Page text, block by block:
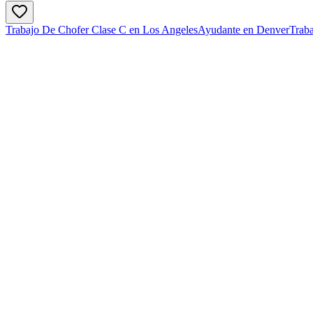
Trabajo De Chofer Clase C en Los AngelesAyudante en Denver